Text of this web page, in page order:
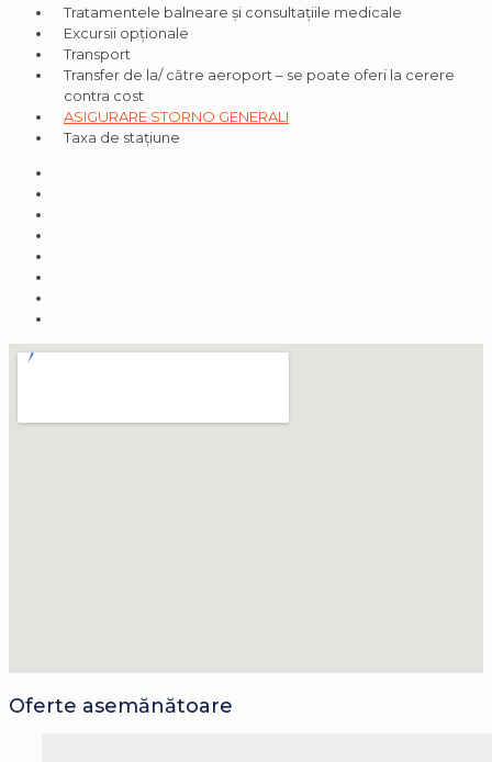
Tratamentele balneare și consultațiile medicale
Excursii opționale
Transport
Transfer de la/ către aeroport – se poate oferi la cerere
contra cost
ASIGURARE STORNO GENERALI
Taxa de stațiune
Oferte asemănătoare